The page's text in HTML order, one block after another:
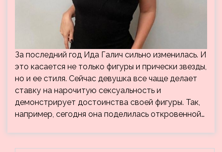
За последний год Ида Галич сильно изменилась. И
это касается не только фигуры и прически звезды,
но и ее стиля. Сейчас девушка все чаще делает
ставку на нарочитую сексуальность и
демонстрирует достоинства своей фигуры. Так,
например, сегодня она поделилась откровенной…